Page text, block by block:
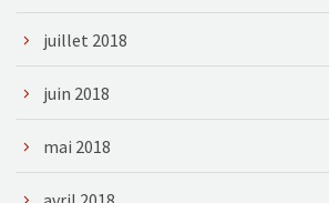
juillet 2018
juin 2018
mai 2018